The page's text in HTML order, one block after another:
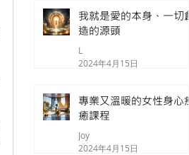
我就是愛的本身、一切創
造的源頭
L
2024年4月15日
專業又溫暖的女性身心療
癒課程
Joy
2024年4月15日